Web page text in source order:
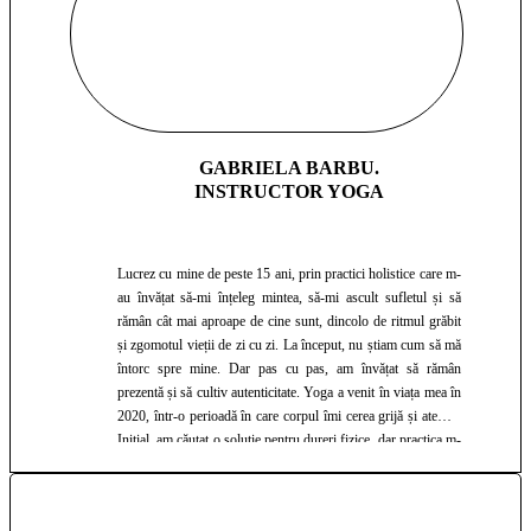
GABRIELA BARBU.
INSTRUCTOR YOGA
Lucrez cu mine de peste 15 ani, prin practici holistice care m-
au învățat să-mi înțeleg mintea, să-mi ascult sufletul și să
rămân cât mai aproape de cine sunt, dincolo de ritmul grăbit
și zgomotul vieții de zi cu zi. La început, nu știam cum să mă
întorc spre mine. Dar pas cu pas, am învățat să rămân
prezentă și să cultiv autenticitate. Yoga a venit în viața mea în
2020, într-o perioadă în care corpul îmi cerea grijă și atenție.
Inițial, am căutat o soluție pentru dureri fizice, dar practica m-